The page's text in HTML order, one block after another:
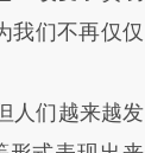
我们不再仅仅
人们越来越发